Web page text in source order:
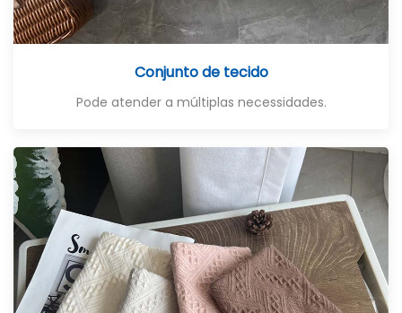
Conjunto de tecido
Pode atender a múltiplas necessidades.